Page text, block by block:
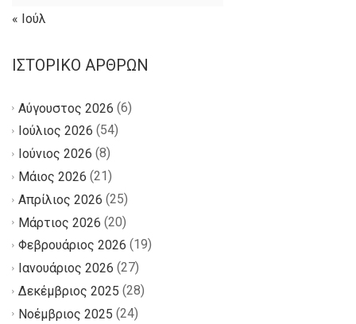
« Ιούλ
ΙΣΤΟΡΙΚΌ ΆΡΘΡΩΝ
Αύγουστος 2026 (6)
Ιούλιος 2026 (54)
Ιούνιος 2026 (8)
Μάιος 2026 (21)
Απρίλιος 2026 (25)
Μάρτιος 2026 (20)
Φεβρουάριος 2026 (19)
Ιανουάριος 2026 (27)
Δεκέμβριος 2025 (28)
Νοέμβριος 2025 (24)